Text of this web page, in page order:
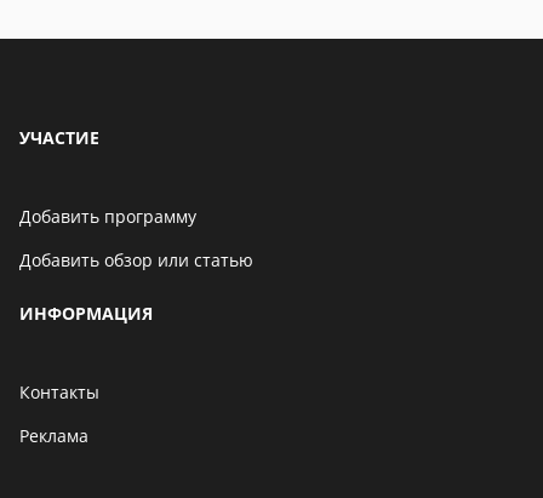
УЧАСТИЕ
Добавить программу
Добавить обзор или статью
ИНФОРМАЦИЯ
Контакты
Реклама